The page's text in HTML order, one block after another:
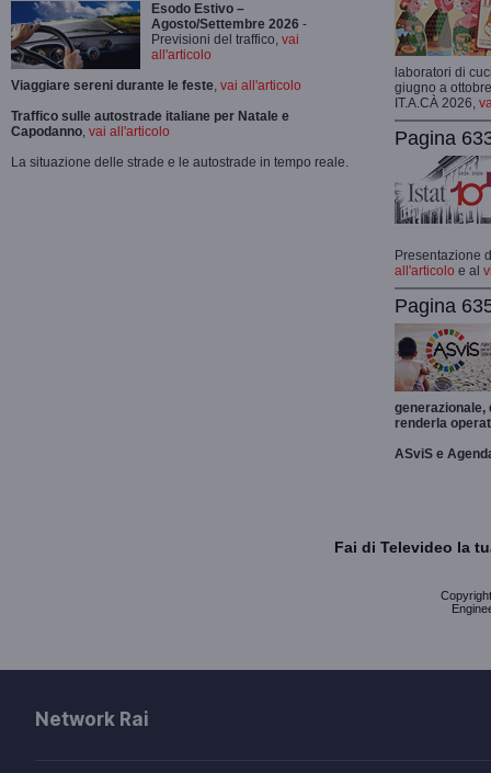
Esodo Estivo –
Agosto/Settembre 2026 -
Previsioni del traffico, vai
all'articolo
Viaggiare sereni durante le feste, vai all'articolo
Traffico sulle autostrade italiane per Natale e
Capodanno, vai all'articolo
La situazione delle strade e le autostrade in tempo reale.
laboratori di
giugno a
IT.A.CÀ 2026,
Pagina
Presentazione
all'articolo e al
Pagina
generazionale,
renderla
ASviS e
Fai di Televideo la